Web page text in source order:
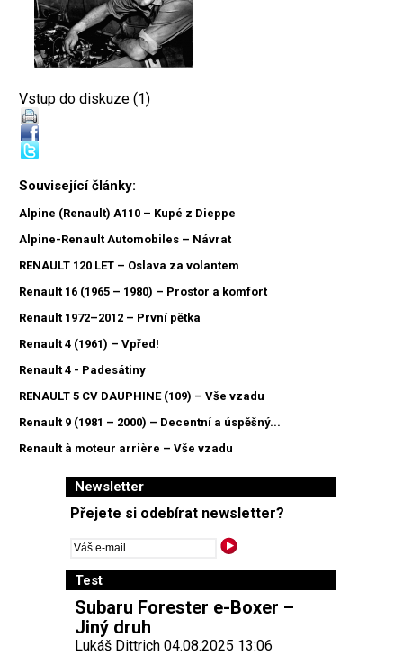
Vstup do diskuze (1)
Související články:
Alpine (Renault) A110 – Kupé z Dieppe
Alpine-Renault Automobiles – Návrat
RENAULT 120 LET – Oslava za volantem
Renault 16 (1965 – 1980) – Prostor a komfort
Renault 1972–2012 – První pětka
Renault 4 (1961) – Vpřed!
Renault 4 - Padesátiny
RENAULT 5 CV DAUPHINE (109) – Vše vzadu
Renault 9 (1981 – 2000) – Decentní a úspěšný...
Renault à moteur arrière – Vše vzadu
Newsletter
Přejete si odebírat newsletter?
Test
Subaru Forester e-Boxer –
Jiný druh
Lukáš Dittrich 04.08.2025 13:06